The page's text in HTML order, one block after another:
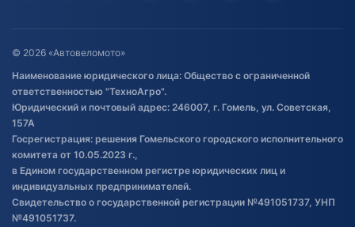
Оставить отзыв
Договор публичной оферты
Обработка файлов cookie
Постановка транспорта на учет
Обновления в ЭПТС 2024
© 2026 «Автовеломото»
Наименование юридического лица: Общество с ограниченной
ответственностью "ТехноАгро".
Юридический и почтовый адрес: 246007, г. Гомель, ул. Советская,
157А
Госрегистрация: решения Гомельского городского исполнительного
комитета от 10.05.2023 г.,
в Едином государственном регистре юридических лиц и
индивидуальных предпринимателей.
Свидетельство о государственной регистрации №491051737, УНП
№491051737.